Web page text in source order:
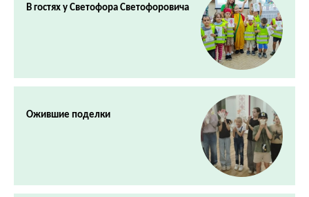
В гостях у Светофора Светофоровича
Ожившие поделки